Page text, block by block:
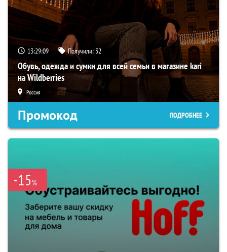
13:29:08 Получили: 32
Обувь, одежда и сумки для всей семьи в магазине kari
на Wildberries
Россия
Промокод ПОДРОБНЕЕ
-15%